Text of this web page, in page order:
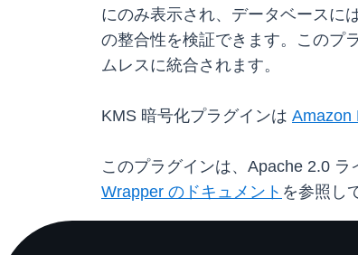
にのみ表示され、データベースに
の整合性を検証できます。このプ
ムレスに統合されます。
KMS 暗号化プラグインは Amazon
このプラグインは、Apache 2.0
Wrapper のドキュメント を参照し